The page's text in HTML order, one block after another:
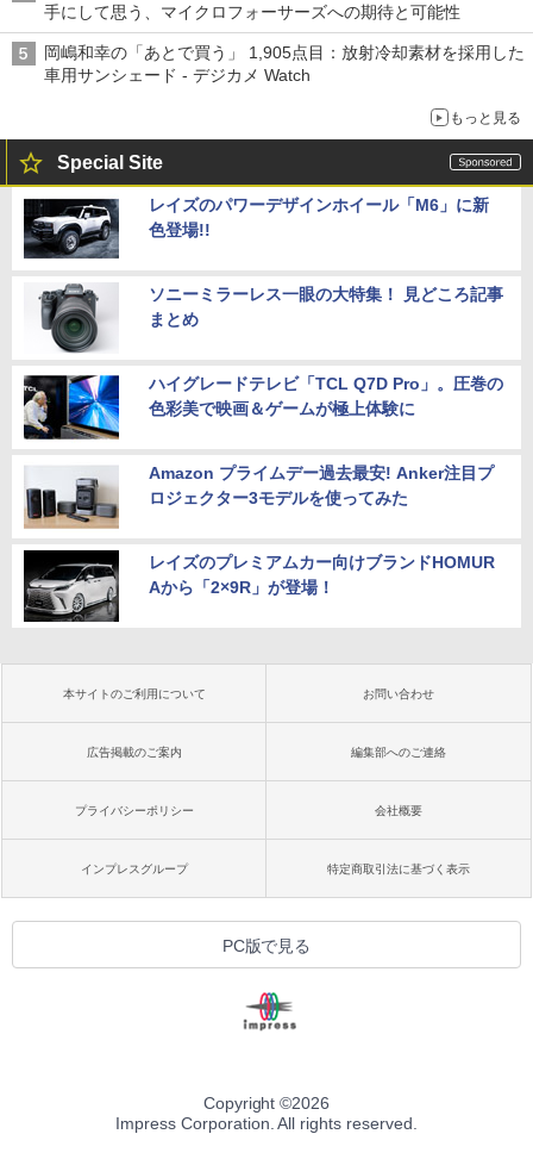
手にして思う、マイクロフォーサーズへの期待と可能性
岡嶋和幸の「あとで買う」 1,905点目：放射冷却素材を採用した
車用サンシェード - デジカメ Watch
もっと見る
Special Site
レイズのパワーデザインホイール「M6」に新
色登場!!
ソニーミラーレス一眼の大特集！ 見どころ記事
まとめ
ハイグレードテレビ「TCL Q7D Pro」。圧巻の
色彩美で映画＆ゲームが極上体験に
Amazon プライムデー過去最安! Anker注目プ
ロジェクター3モデルを使ってみた
レイズのプレミアムカー向けブランドHOMUR
Aから「2×9R」が登場！
本サイトのご利用について お問い合わせ
広告掲載のご案内 編集部へのご連絡
プライバシーポリシー 会社概要
インプレスグループ 特定商取引法に基づく表示
PC版で見る
Copyright ©2026
Impress Corporation. All rights reserved.